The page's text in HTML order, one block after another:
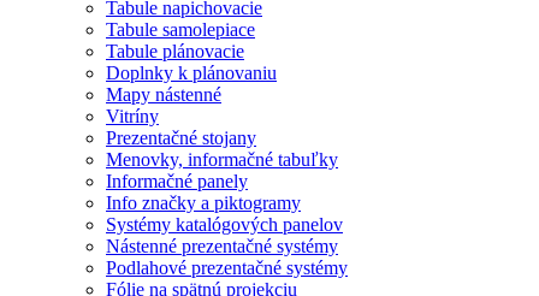
Tabule napichovacie
Tabule samolepiace
Tabule plánovacie
Doplnky k plánovaniu
Mapy nástenné
Vitríny
Prezentačné stojany
Menovky, informačné tabuľky
Informačné panely
Info značky a piktogramy
Systémy katalógových panelov
Nástenné prezentačné systémy
Podlahové prezentačné systémy
Fólie na spätnú projekciu